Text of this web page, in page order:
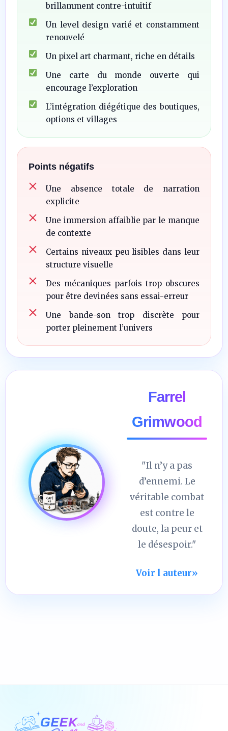
brillamment contre-intuitif
Un level design varié et constamment
renouvelé
Un pixel art charmant, riche en détails
Une carte du monde ouverte qui
encourage l’exploration
L’intégration diégétique des boutiques,
options et villages
Points négatifs
Une absence totale de narration
explicite
Une immersion affaiblie par le manque
de contexte
Certains niveaux peu lisibles dans leur
structure visuelle
Des mécaniques parfois trop obscures
pour être devinées sans essai-erreur
Une bande-son trop discrète pour
porter pleinement l’univers
Farrel
Grimwood
"Il n’y a pas
d’ennemi. Le
véritable combat
est contre le
doute, la peur et
le désespoir."
Voir l auteur»